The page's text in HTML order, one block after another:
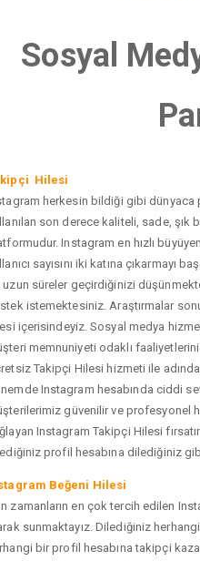
Sosyal
Hilesi
herkesin bildiği gibi dünyaca
son derece kaliteli, sade, şık
Instagram en hızlı
sayısını iki katına çıkarmayı
uzun süreler geçirdiğinizi
istemektesiniz. Araştırmalar
içerisindeyiz. Sosyal medya
memnuniyeti odaklı
Takipçi Hilesi hizmeti ile
Instagram hesabında ciddi
güvenilir ve profesyonel
Instagram Takipçi Hilesi
profil hesabına dilediğiniz
Beğeni Hilesi
zamanların en çok tercih edilen
sunmaktayız. Dilediğiniz
bir profil hesabına takipçi